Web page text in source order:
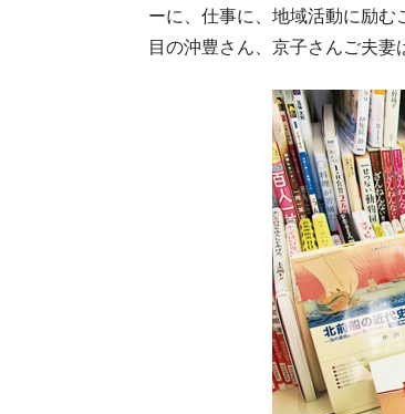
ーに、仕事に、地域活動に励
目の沖豊さん、京子さんご夫妻